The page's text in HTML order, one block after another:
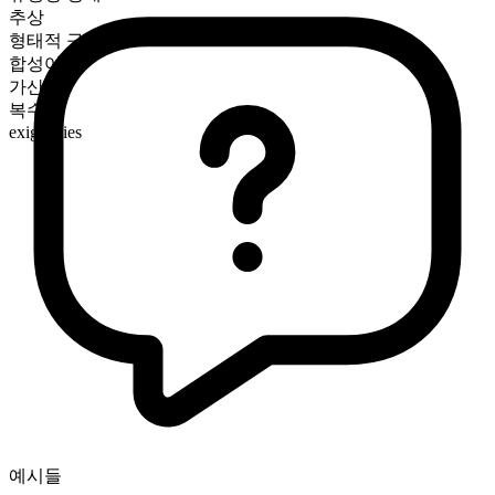
추상
형태적 구성
합성어
가산
복수형
exigencies
예시들